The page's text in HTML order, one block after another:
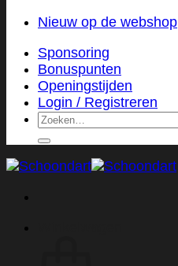
Nieuw op de webshop
Sponsoring
Bonuspunten
Openingstijden
Login / Registreren
Zoeken